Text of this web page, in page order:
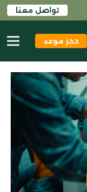
تواصل معنا
حجز موعد